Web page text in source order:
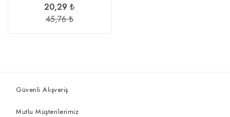
20,29 ₺
45,76 ₺
Güvenli Alışveriş
Mutlu Müşterilerimiz